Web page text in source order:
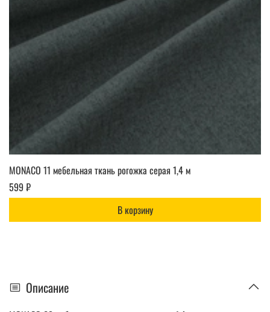
MONACO 11 мебельная ткань рогожка серая 1,4 м
599 ₽
В корзину
Описание